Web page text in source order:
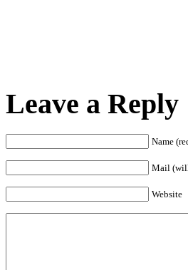
Leave a Reply
Name
Mail
Website